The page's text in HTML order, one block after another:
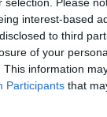
interest-based
to third
of your
This information
Participants that
durante sus
se
de una
el
FC